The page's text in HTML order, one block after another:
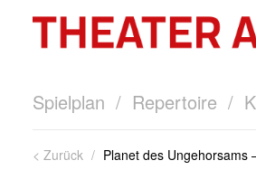
Spielplan / Repertoire /
< Zurück / Planet des Ungehorsams